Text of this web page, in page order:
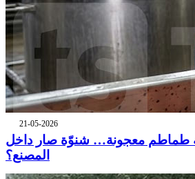
21-05-2026
طماطم معجونة… شنوّة صار داخل
المصنع؟